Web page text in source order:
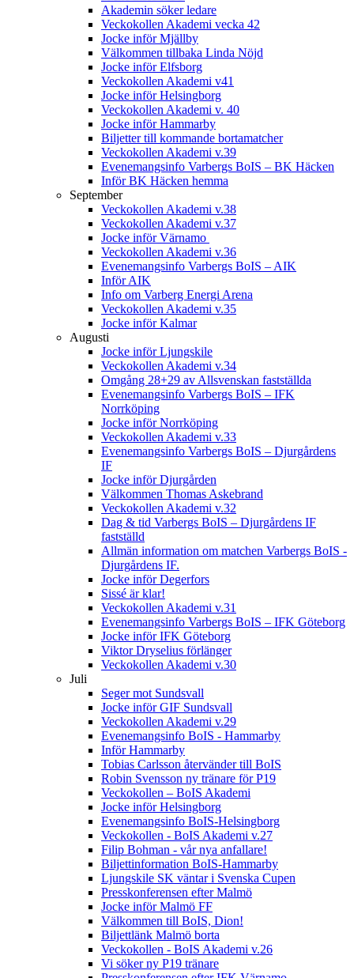
Akademin söker ledare
Veckokollen Akademi vecka 42
Jocke inför Mjällby
Välkommen tillbaka Linda Nöjd
Jocke inför Elfsborg
Veckokollen Akademi v41
Jocke inför Helsingborg
Veckokollen Akademi v. 40
Jocke inför Hammarby
Biljetter till kommande bortamatcher
Veckokollen Akademi v.39
Evenemangsinfo Varbergs BoIS – BK Häcken
Inför BK Häcken hemma
September
Veckokollen Akademi v.38
Veckokollen Akademi v.37
Jocke inför Värnamo
Veckokollen Akademi v.36
Evenemangsinfo Varbergs BoIS – AIK
Inför AIK
Info om Varberg Energi Arena
Veckokollen Akademi v.35
Jocke inför Kalmar
Augusti
Jocke inför Ljungskile
Veckokollen Akademi v.34
Omgång 28+29 av Allsvenskan fastställda
Evenemangsinfo Varbergs BoIS – IFK
Norrköping
Jocke inför Norrköping
Veckokollen Akademi v.33
Evenemangsinfo Varbergs BoIS – Djurgårdens
IF
Jocke inför Djurgården
Välkommen Thomas Askebrand
Veckokollen Akademi v.32
Dag & tid Varbergs BoIS – Djurgårdens IF
fastställd
Allmän information om matchen Varbergs BoIS -
Djurgårdens IF.
Jocke inför Degerfors
Sissé är klar!
Veckokollen Akademi v.31
Evenemangsinfo Varbergs BoIS – IFK Göteborg
Jocke inför IFK Göteborg
Viktor Dryselius förlänger
Veckokollen Akademi v.30
Juli
Seger mot Sundsvall
Jocke inför GIF Sundsvall
Veckokollen Akademi v.29
Evenemangsinfo BoIS - Hammarby
Inför Hammarby
Tobias Carlsson återvänder till BoIS
Robin Svensson ny tränare för P19
Veckokollen – BoIS Akademi
Jocke inför Helsingborg
Evenemangsinfo BoIS-Helsingborg
Veckokollen - BoIS Akademi v.27
Filip Bohman - vår nya anfallare!
Biljettinformation BoIS-Hammarby
Ljungskile SK väntar i Svenska Cupen
Presskonferensen efter Malmö
Jocke inför Malmö FF
Välkommen till BoIS, Dion!
Biljettlänk Malmö borta
Veckokollen - BoIS Akademi v.26
Vi söker ny P19 tränare